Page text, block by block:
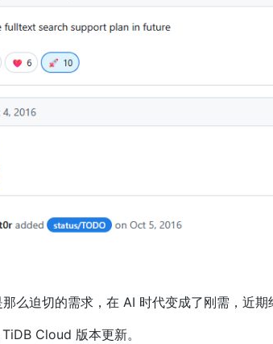
么迫切的需求，在 AI 时代变成了刚需，近
Cloud 版本更新。